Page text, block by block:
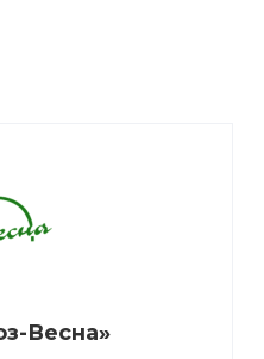
Весна»